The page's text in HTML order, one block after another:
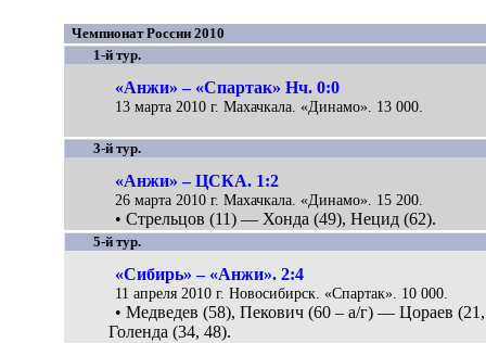
Чемпионат России 2010
1-й тур.
«Анжи» – «Спартак» Нч. 0:0
13 марта 2010 г. Махачкала. «Динамо». 13 000.
3-й тур.
«Анжи» – ЦСКА. 1:2
26 марта 2010 г. Махачкала. «Динамо». 15 200.
• Стрельцов (11) — Хонда (49), Нецид (62).
5-й тур.
«Сибирь» – «Анжи». 2:4
11 апреля 2010 г. Новосибирск. «Спартак». 10 000.
• Медведев (58), Пекович (60 – а/г) — Цораев
Голенда (34, 48).